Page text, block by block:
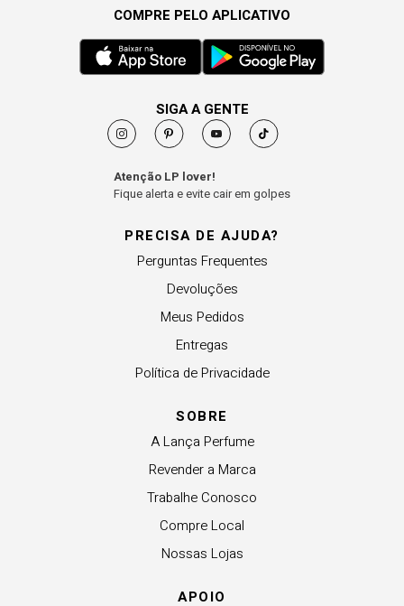
PRECISA DE AJUDA?
Perguntas Frequentes
Devoluções
Meus Pedidos
Entregas
Política de Privacidade
SOBRE
A Lança Perfume
Revender a Marca
Trabalhe Conosco
Compre Local
Nossas Lojas
APOIO
COMPRE PELO APLICATIVO
SIGA A GENTE
Atenção LP lover!
Fique alerta e evite cair em golpes